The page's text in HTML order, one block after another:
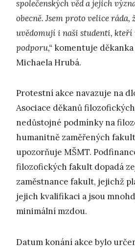
společenských věd a jejich
obecně. Jsem proto velice
uvědomují i naši studenti,
podporu,“ komentuje děkanka
Michaela Hrubá.
Protestní akce navazuje na
Asociace děkanů
nedůstojné podmínky na
humanitně zaměřených
upozorňuje MŠMT.
filozofických fakult dopadá
zaměstnance fakult, jejichž
jejich kvalifikaci a jsou
minimální mzdou.
Datum konání akce bylo